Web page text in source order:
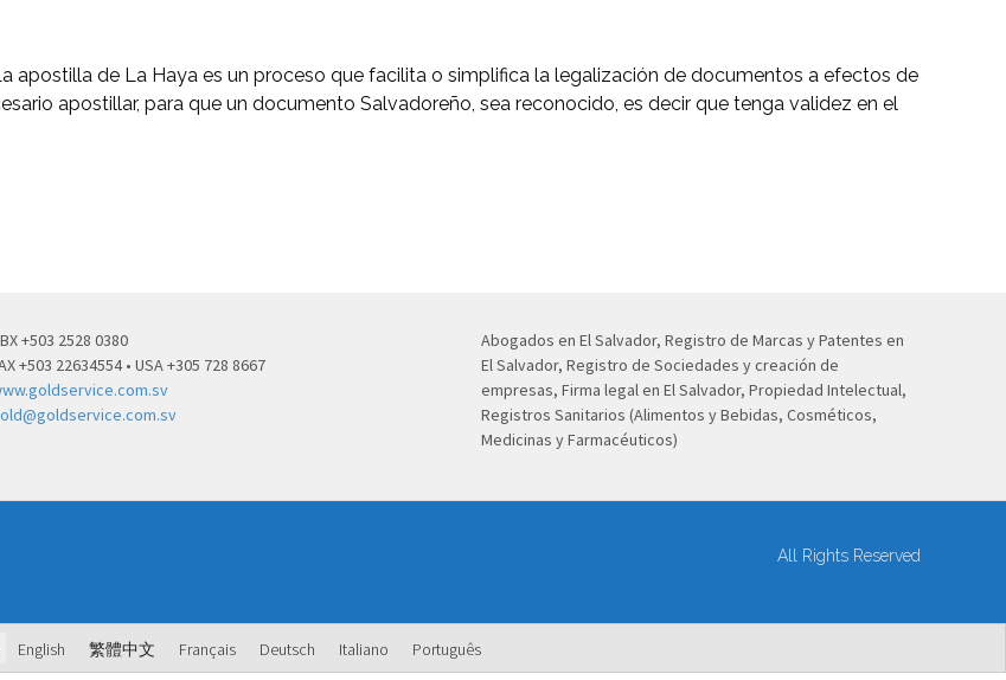
apostilla de La Haya es un proceso que facilita o simplifica la legalización de documentos a efectos de
apostillar, para que un documento Salvadoreño, sea reconocido, es decir que tenga validez en el
+503 2528 0380
+503 22634554 • USA +305 728 8667
Abogados en El Salvador, Registro de Marcas y Patentes en
El Salvador, Registro de Sociedades y creación de
empresas, Firma legal en El Salvador, Propiedad Intelectual,
Registros Sanitarios (Alimentos y Bebidas, Cosméticos,
Medicinas y Farmacéuticos)
All Rights Reserved
English 繁體中文 Français Deutsch Italiano Português